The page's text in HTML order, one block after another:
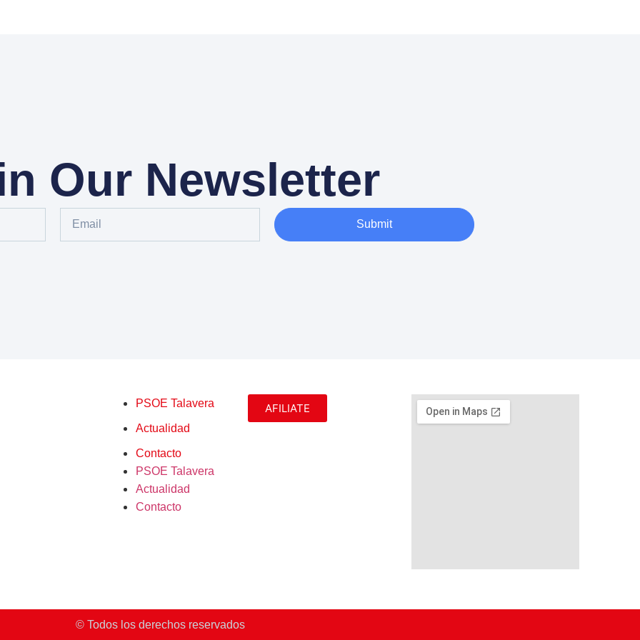
Our Newsletter
Submit
PSOE Talavera
Actualidad
Contacto
PSOE Talavera
Actualidad
Contacto
AFILIATE
© Todos los derechos reservados